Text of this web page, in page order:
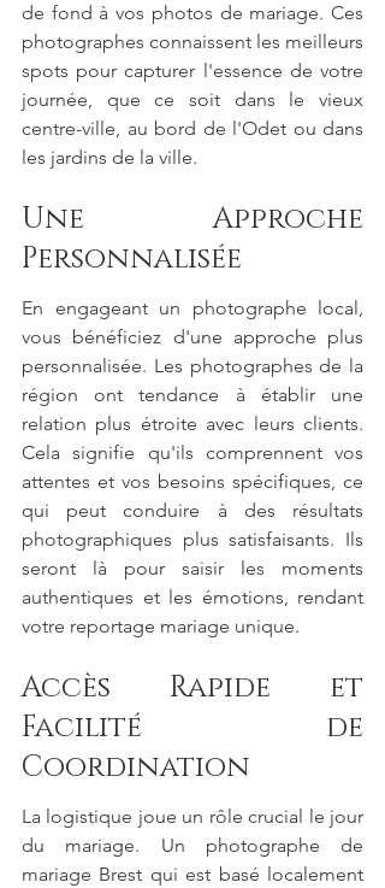
de fond à vos photos de mariage. Ces
photographes connaissent les meilleurs
spots pour capturer l'essence de votre
journée, que ce soit dans le vieux
centre-ville, au bord de l'Odet ou dans
les jardins de la ville.
Une Approche
Personnalisée
En engageant un photographe local,
vous bénéficiez d'une approche plus
personnalisée. Les photographes de la
région ont tendance à établir une
relation plus étroite avec leurs clients.
Cela signifie qu'ils comprennent vos
attentes et vos besoins spécifiques, ce
qui peut conduire à des résultats
photographiques plus satisfaisants. Ils
seront là pour saisir les moments
authentiques et les émotions, rendant
votre reportage mariage unique.
Accès Rapide et
Facilité de
Coordination
La logistique joue un rôle crucial le jour
du mariage. Un photographe de
mariage Brest qui est basé localement